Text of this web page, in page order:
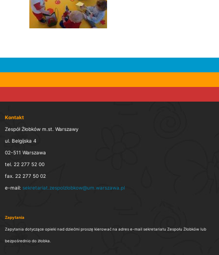
Kontakt
Zespół Żłobków m.st. Warszawy
ul. Belgijska 4
02-511 Warszawa
tel. 22 277 52 00
fax. 22 277 50 02
e-mail: sekretariat.zespolzlobkow@um.warszawa.pl
Zapytania
Zapytania dotyczące opieki nad dziećmi proszę kierować na adres e-mail sekretariatu Zespołu Żłobków lub
bezpośrednio do żłobka.